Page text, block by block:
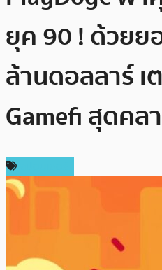
ยุค 90 ! ด้วยย
ล้านดอลลาร์
Gamefi สุดคล